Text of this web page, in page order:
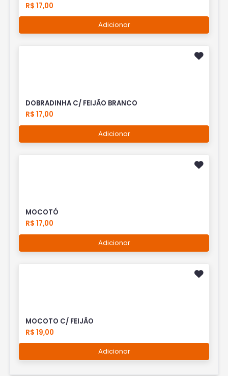
R$ 17,00
Adicionar
DOBRADINHA C/ FEIJÃO BRANCO
R$ 17,00
Adicionar
MOCOTÓ
R$ 17,00
Adicionar
MOCOTO C/ FEIJÃO
R$ 19,00
Adicionar